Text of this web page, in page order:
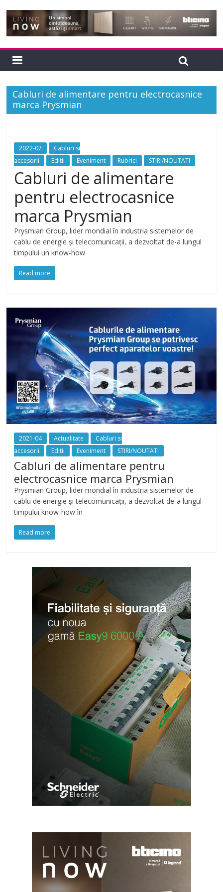
Cabluri de alimentare pentru electrocasnice
marca Prysmian
2022-07
Cabluri si
accesorii
Editii Eveniment Rubrici STIRI/NOUTATI
Cabluri de alimentare
pentru electrocasnice
marca Prysmian
Prysmian Group, lider mondial în industria sistemelor de
cablu de energie și telecomunicații, a dezvoltat de-a lungul
timpului un know-how
Read more
2021-04 Actualitate
Cabluri si
accesorii
Editii Eveniment STIRI/NOUTATI
Cabluri de alimentare pentru
electrocasnice marca Prysmian
Prysmian Group, lider mondial în industria sistemelor de
cablu de energie și telecomunicații, a dezvoltat de-a lungul
timpului know-how în
Read more